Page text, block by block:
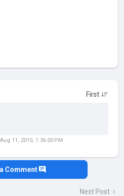
Aug 11, 2010, 1:36:00 PM
Comment
Next Post